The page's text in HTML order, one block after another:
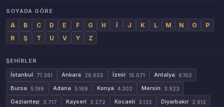
SOYADA GÖRE
A B C D E F G H İ J K L M N O
P
R
Ş T U V Y Z
ŞEHIRLER
İstanbul
71.361 Ankara 26.655 İzmir 15.071 Antalya 6.102
Bursa 5.199 Adana 5.169 Konya 4.302 Mersin 3.923
Gaziantep 3.717 Kayseri 3.272 Kocaeli 3.132 Diyarbakır 2.612